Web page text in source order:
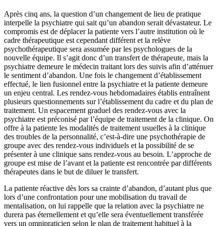
Après cinq ans, la question d’un changement de lieu de pratique
interpelle la psychiatre qui sait qu’un abandon serait dévastateur. Le
compromis est de déplacer la patiente vers l’autre institution où le
cadre thérapeutique est cependant différent et la relève
psychothérapeutique sera assumée par les psychologues de la
nouvelle équipe. Il s’agit donc d’un transfert de thérapeute, mais la
psychiatre demeure le médecin traitant lors des suivis afin d’atténuer
le sentiment d’abandon. Une fois le changement d’établissement
effectué, le lien fusionnel entre la psychiatre et la patiente demeure
un enjeu central. Les rendez-vous hebdomadaires établis entraînent
plusieurs questionnements sur l’établissement du cadre et du plan de
traitement. Un espacement graduel des rendez-vous avec la
psychiatre est préconisé par l’équipe de traitement de la clinique. On
offre à la patiente les modalités de traitement usuelles à la clinique
des troubles de la personnalité, c’est-à-dire une psychothérapie de
groupe avec des rendez-vous individuels et la possibilité de se
présenter à une clinique sans rendez-vous au besoin. L’approche de
groupe est mise de l’avant et la patiente est rencontrée par différents
thérapeutes dans le but de diluer le transfert.
La patiente réactive dès lors sa crainte d’abandon, d’autant plus que
lors d’une confrontation pour une mobilisation du travail de
mentalisation, on lui rappelle que la relation avec la psychiatre ne
durera pas éternellement et qu’elle sera éventuellement transférée
vers un omnipraticien selon le plan de traitement habituel à la